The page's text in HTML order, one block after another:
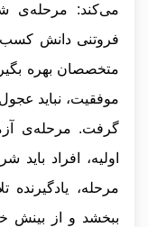
می‌کند: مرحله‌ی
فروتنی دانش کسب
متخصصان بهره
موفقیت، نباید
گرفت. مرحله‌ی
اولیه، افراد
مرحله،
ببخشد و از بینش